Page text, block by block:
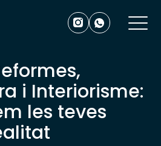
i Interiorisme:
les teves